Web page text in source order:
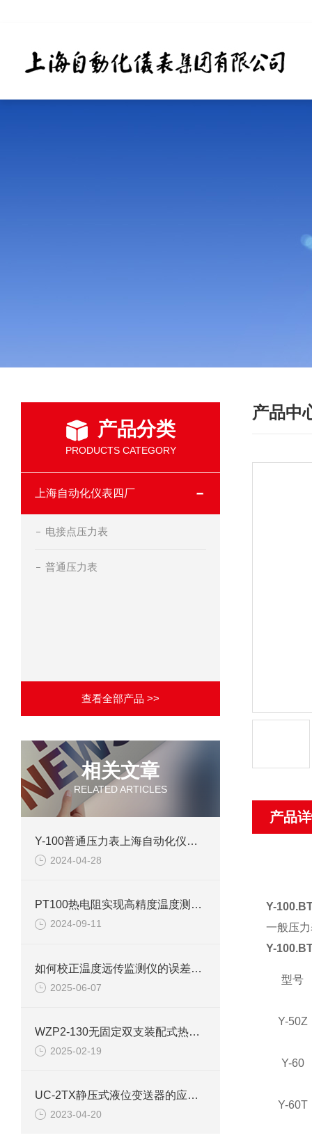
产品分类
PRODUCTS CATEGORY
上海自动化仪表四厂
电接点压力表
普通压力表
查看全部产品 >>
相关文章
RELATED ARTICLES
Y-100普通压力表上海自动化仪表四厂产品介绍
2024-04-28
PT100热电阻实现高精度温度测量的可靠工具
2024-09-11
如何校正温度远传监测仪的误差呢？
2025-06-07
WZP2-130无固定双支装配式热电阻使用选型
2025-02-19
UC-2TX静压式液位变送器的应用需要遵循的选型规则
2023-04-20
产品中
产品
Y-
一般压
Y-
型号
Y-50Z
Y-60
Y-60T